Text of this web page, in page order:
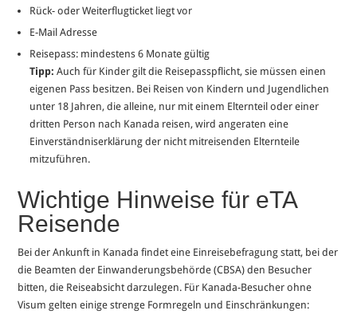
Rück- oder Weiterflugticket liegt vor
E-Mail Adresse
Reisepass: mindestens 6 Monate gültig
Tipp: Auch für Kinder gilt die Reisepasspflicht, sie müssen einen
eigenen Pass besitzen. Bei Reisen von Kindern und Jugendlichen
unter 18 Jahren, die alleine, nur mit einem Elternteil oder einer
dritten Person nach Kanada reisen, wird angeraten eine
Einverständniserklärung der nicht mitreisenden Elternteile
mitzuführen.
Wichtige Hinweise für eTA
Reisende
Bei der Ankunft in Kanada findet eine Einreisebefragung statt, bei der
die Beamten der Einwanderungsbehörde (CBSA) den Besucher
bitten, die Reiseabsicht darzulegen. Für Kanada-Besucher ohne
Visum gelten einige strenge Formregeln und Einschränkungen: